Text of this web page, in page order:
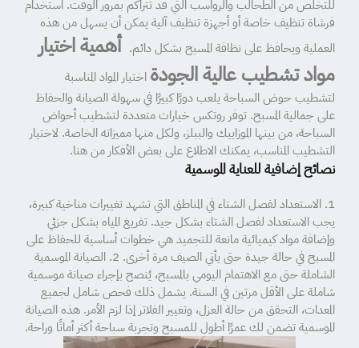
للتخلص من الطحالب والرواسب التي قد تتراكم بمرور الوقت. استخدام
فرشاة تنظيف خاصة أو أجهزة تنظيف آلية يمكن أن يسهل من هذه
العملية ويحافظ على نظافة المسبح بشكل دائم. أهمية اختيار
مواد تشطيب عالية الجودة اختيار المواد المناسبة
لتشطيب حوض السباحة يلعب دورًا كبيرًا في سهولة الصيانة والحفاظ
على جمالية المسبح. توفر روتكس خيارات متعددة لتشطيب أحواض
السباحة، من بينها الموزاييك والببلز، ولكل منها مميزاته الخاصة. لاختيار
التشطيب المناسب، يمكنك الاطلاع على بعض الأفكار من هنا.
نصائح إضافية للعناية الموسمية
1. الاستعداد لفصل الشتاء في المناطق التي تشهد تغييرات مناخية كبيرة،
يجب الاستعداد لفصل الشتاء بشكل جيد. تفريغ المياه بشكل جزئي
وإضافة مواد كيميائية مانعة للتجميد هي خطوات أساسية للحفاظ على
المسبح في حالة جيدة حتى يأتي الصيف مرة أخرى. 2. الصيانة الموسمية
الشاملة حتى مع الاهتمام اليومي بالمسبح، يُنصح بإجراء صيانة موسمية
شاملة على الأقل مرتين في السنة. يشمل ذلك فحص شامل لجميع
المعدات، التحقق من حالة العزل، وتغيير الفلاتر إذا لزم الأمر. هذه الصيانة
الموسمية تضمن لك عمرًا أطول للمسبح وتجربة سباحة أكثر أمانًا وراحة.